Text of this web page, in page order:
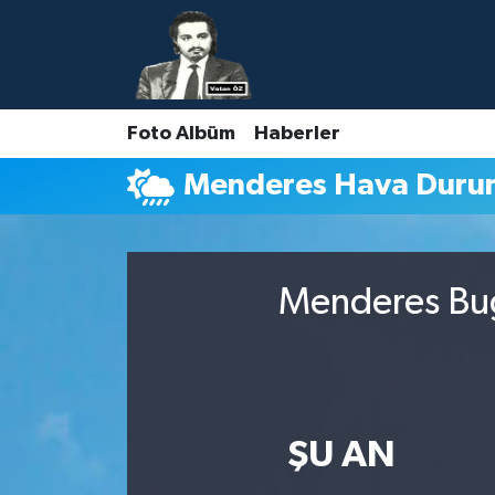
Foto Albüm Haberler
Menderes Hava
Menderes
ŞU AN
Nöbetçi Eczaneler
Hava Durumu
Namaz Vakitleri
Trafik Durumu
Süper Lig Puan Durumu ve Fikstür